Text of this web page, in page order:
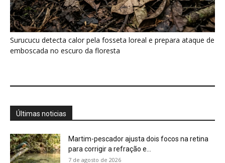
Energia renovável avança, mas milhões
seguem no escuro
7 de agosto de 2026
Casal de joão-de-barro constrói ninho novo a
7 de agosto de 2026